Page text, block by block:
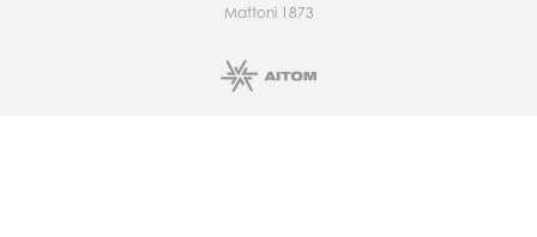
Mattoni 1873